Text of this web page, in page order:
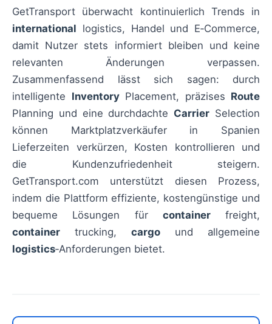
GetTransport überwacht kontinuierlich Trends in
international logistics, Handel und E‑Commerce,
damit Nutzer stets informiert bleiben und keine
relevanten Änderungen verpassen.
Zusammenfassend lässt sich sagen: durch
intelligente InventoryPlacement, präzises Route
Planning und eine durchdachte Carrier Selection
können Marktplatzverkäufer in Spanien
Lieferzeiten verkürzen, Kosten kontrollieren und
die Kundenzufriedenheit steigern.
GetTransport.com unterstützt diesen Prozess,
indem die Plattform effiziente, kostengünstige und
bequeme Lösungen für containerfreight,
container trucking, cargo und allgemeine
logistics‑Anforderungen bietet.